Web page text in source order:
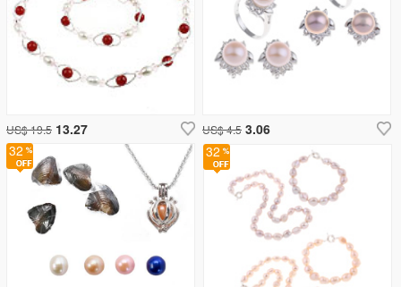
US$ 4.5 3.06
US$ 19.5 13.27
32 32